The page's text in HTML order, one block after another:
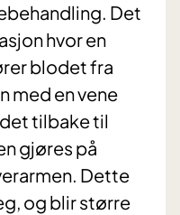
Det
hvor en
blodet fra
med en vene
tilbake til
gjøres på
Dette
og blir større